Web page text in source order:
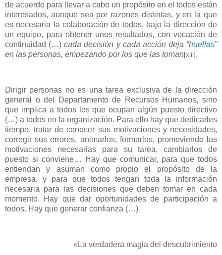
de acuerdo para llevar a cabo un propósito en el todos están
interesados, aunque sea por razones distintas, y en la que
es necesaria la colaboración de todos, bajo la dirección de
un equipo, para obtener unos resultados, con vocación de
continuidad (…)cada decisión y cada acción deja “huellas”
en las personas, empezando por los que las toman [xiii] .
Dirigir personas no es una tarea exclusiva de la dirección
general o del Departamento de Recursos Humanos, sino
que implica a todos los que ocupan algún puesto directivo
(…) a todos en la organización. Para ello hay que dedicarles
tiempo, tratar de conocer sus motivaciones y necesidades,
corregir sus errores, animarlos, formarlos, promoviendo las
motivaciones necesarias para su tarea, cambiarlos de
puesto si conviene… Hay que comunicar, para que todos
entiendan y asuman como propio el propósito de la
empresa, y para que todos tengan toda la información
necesaria para las decisiones que deben tomar en cada
momento. Hay que dar oportunidades de participación a
todos. Hay que generar confianza (…)
«La verdadera magia del descubrimiento